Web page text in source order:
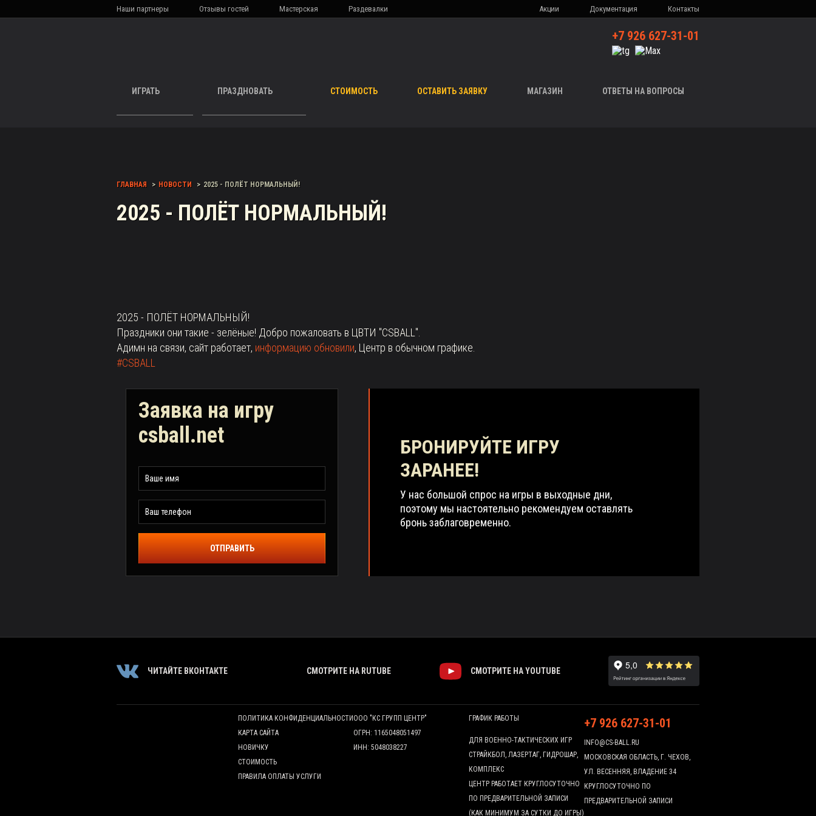
Наши партнеры Отзывы гостей Мастерская Раздевалки Акции Документация Контакты
ИГРАТЬ ПРАЗДНОВАТЬ СТОИМОСТЬ ОСТАВИТЬ ЗАЯВКУ МАГАЗИН ОТВЕТЫ НА ВОПРОСЫ
+7 926 627-31-01
ГЛАВНАЯ НОВОСТИ 2025 - ПОЛЁТ НОРМАЛЬНЫЙ!
2025 - ПОЛЁТ НОРМАЛЬНЫЙ!
2025 - ПОЛЁТ НОРМАЛЬНЫЙ!
Праздники они такие - зелёные! Добро пожаловать в ЦВТИ "CSBALL".
Адимн на связи, сайт работает, информацию обновили, Центр в обычном графике.
#CSBALL
Заявка на игру
csball.net
ОТПРАВИТЬ
БРОНИРУЙТЕ ИГРУ
ЗАРАНЕЕ!
У нас большой спрос на игры в выходные дни,
поэтому мы настоятельно рекомендуем оставлять
бронь заблаговременно.
ЧИТАЙТЕ ВКОНТАКТЕ СМОТРИТЕ НА RUTUBE СМОТРИТЕ НА YOUTUBE
ПОЛИТИКА КОНФИДЕНЦИАЛЬНОСТИ
КАРТА САЙТА
НОВИЧКУ
СТОИМОСТЬ
ПРАВИЛА ОПЛАТЫ УСЛУГИ
ООО "КС ГРУПП ЦЕНТР"
ОГРН: 1165048051497
ИНН: 5048038227
ГРАФИК РАБОТЫ
ДЛЯ ВОЕННО-ТАКТИЧЕСКИХ ИГР
СТРАЙКБОЛ, ЛАЗЕРТАГ, ГИДРОШАР,
КОМПЛЕКС
ЦЕНТР РАБОТАЕТ КРУГЛОСУТОЧНО
ПО ПРЕДВАРИТЕЛЬНОЙ ЗАПИСИ
(КАК МИНИМУМ ЗА СУТКИ ДО ИГРЫ)
+7 926 627-31-01
INFO@CS-BALL.RU
МОСКОВСКАЯ ОБЛАСТЬ, Г. ЧЕХОВ,
УЛ. ВЕСЕННЯЯ, ВЛАДЕНИЕ 34
КРУГЛОСУТОЧНО ПО
ПРЕДВАРИТЕЛЬНОЙ ЗАПИСИ